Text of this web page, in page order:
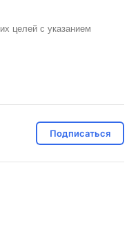
целей с указанием
Подписаться